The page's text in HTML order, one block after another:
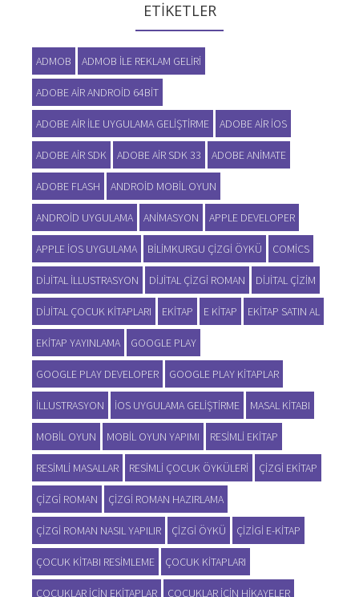
ETIKETLER
ADMOB ADMOB ILE REKLAM GELIRI
ADOBE AIR ANDROID 64BIT
ADOBE AIR ILE UYGULAMA GELIŞTIRME ADOBE AIR IOS
ADOBE AIR SDK ADOBE AIR SDK 33 ADOBE ANIMATE
ADOBE FLASH ANDROID MOBIL OYUN
ANDROID UYGULAMA ANIMASYON APPLE DEVELOPER
APPLE IOS UYGULAMA BILIMKURGU ÇIZGI ÖYKÜ COMICS
DIJITAL ILLUSTRASYON DIJITAL ÇIZGI ROMAN DIJITAL ÇIZIM
DIJITAL ÇOCUK KITAPLARI EKITAP E KITAP EKITAP SATIN AL
EKITAP YAYINLAMA GOOGLE PLAY
GOOGLE PLAY DEVELOPER GOOGLE PLAY KITAPLAR
ILLUSTRASYON IOS UYGULAMA GELIŞTIRME MASAL KITABI
MOBIL OYUN MOBIL OYUN YAPIMI RESIMLI EKITAP
RESIMLI MASALLAR RESIMLI ÇOCUK ÖYKÜLERI ÇIZGI EKITAP
ÇIZGI ROMAN ÇIZGI ROMAN HAZIRLAMA
ÇIZGI ROMAN NASIL YAPILIR ÇIZGI ÖYKÜ ÇIZIGI E-KITAP
ÇOCUK KITABI RESIMLEME ÇOCUK KITAPLARI
ÇOCUKLAR IÇIN EKITAPLAR ÇOCUKLAR IÇIN HIKAYELER